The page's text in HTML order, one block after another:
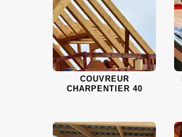
COUVREUR
CHARPENTIER 40